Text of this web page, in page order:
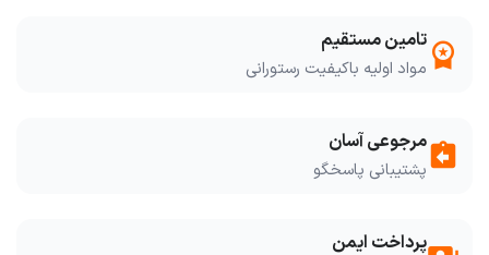
workspace_premium تامین مستقیم
مواد اولیه باکیفیت رستورانی
assignment_returnمرجوعی آسان
پشتیبانی پاسخگو
پرداخت ایمن